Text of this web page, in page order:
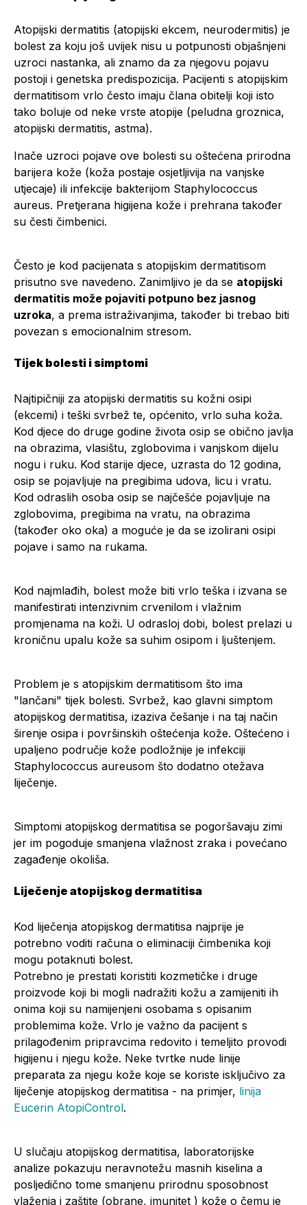
Atopijski dermatitis (atopijski ekcem, neurodermitis) je
bolest za koju još uvijek nisu u potpunosti objašnjeni
uzroci nastanka, ali znamo da za njegovu pojavu
postoji i genetska predispozicija. Pacijenti s atopijskim
dermatitisom vrlo često imaju člana obitelji koji isto
tako boluje od neke vrste atopije (peludna groznica,
atopijski dermatitis, astma).
Inače uzroci pojave ove bolesti su oštećena prirodna
barijera kože (koža postaje osjetljivija na vanjske
utjecaje) ili infekcije bakterijom Staphylococcus
aureus. Pretjerana higijena kože i prehrana također
su česti čimbenici.
Često je kod pacijenata s atopijskim dermatitisom
prisutno sve navedeno. Zanimljivo je da se atopijski
dermatitis može pojaviti potpuno bez jasnog
uzroka, a prema istraživanjima, također bi trebao biti
povezan s emocionalnim stresom.
Tijek bolesti i simptomi
Najtipičniji za atopijski dermatitis su kožni osipi
(ekcemi) i teški svrbež te, općenito, vrlo suha koža.
Kod djece do druge godine života osip se obično javlja
na obrazima, vlasištu, zglobovima i vanjskom dijelu
nogu i ruku. Kod starije djece, uzrasta do 12 godina,
osip se pojavljuje na pregibima udova, licu i vratu.
Kod odraslih osoba osip se najčešće pojavljuje na
zglobovima, pregibima na vratu, na obrazima
(također oko oka) a moguće je da se izolirani osipi
pojave i samo na rukama.
Kod najmlađih, bolest može biti vrlo teška i izvana se
manifestirati intenzivnim crvenilom i vlažnim
promjenama na koži. U odrasloj dobi, bolest prelazi u
kroničnu upalu kože sa suhim osipom i ljuštenjem.
Problem je s atopijskim dermatitisom što ima
"lančani" tijek bolesti. Svrbež, kao glavni simptom
atopijskog dermatitisa, izaziva češanje i na taj način
širenje osipa i površinskih oštećenja kože. Oštećeno i
upaljeno područje kože podložnije je infekciji
Staphylococcus aureusom što dodatno otežava
liječenje.
Simptomi atopijskog dermatitisa se pogoršavaju zimi
jer im pogoduje smanjena vlažnost zraka i povećano
zagađenje okoliša.
Liječenje atopijskog dermatitisa
Kod liječenja atopijskog dermatitisa najprije je
potrebno voditi računa o eliminaciji čimbenika koji
mogu potaknuti bolest.
Potrebno je prestati koristiti kozmetičke i druge
proizvode koji bi mogli nadražiti kožu a zamijeniti ih
onima koji su namijenjeni osobama s opisanim
problemima kože. Vrlo je važno da pacijent s
prilagođenim pripravcima redovito i temeljito provodi
higijenu i njegu kože. Neke tvrtke nude linije
preparata za njegu kože koje se koriste isključivo za
liječenje atopijskog dermatitisa - na primjer, linija
Eucerin AtopiControl.
U slučaju atopijskog dermatitisa, laboratorijske
analize pokazuju neravnotežu masnih kiselina a
posljedično tome smanjenu prirodnu sposobnost
vlaženja i zaštite (obrane, imunitet ) kože o čemu je